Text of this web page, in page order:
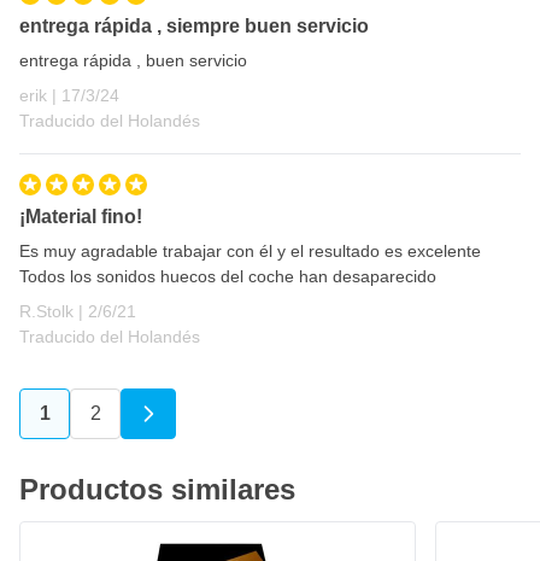
entrega rápida , siempre buen servicio
entrega rápida , buen servicio
erik | 17 de marzo de 2024
17/3/24
Traducido del Holandés
¡Material fino!
Es muy agradable trabajar con él y el resultado es excelente
Todos los sonidos huecos del coche han desaparecido
R.Stolk | 2 de junio de 2021
2/6/21
Traducido del Holandés
Actualmente estás leyendo página
1 Página
2
Productos similares